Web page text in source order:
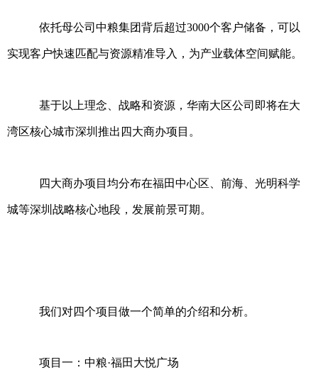
依托母公司中粮集团背后超过3000个客户储备，可以
实现客户快速匹配与资源精准导入，为产业载体空间赋能。
基于以上理念、战略和资源，华南大区公司即将在大
湾区核心城市深圳推出四大商办项目。
四大商办项目均分布在福田中心区、前海、光明科学
城等深圳战略核心地段，发展前景可期。
我们对四个项目做一个简单的介绍和分析。
项目一：中粮·福田大悦广场